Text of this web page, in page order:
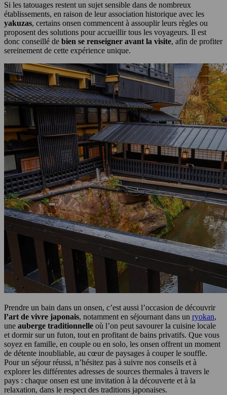
Si les tatouages restent un sujet sensible dans de nombreux
établissements, en raison de leur association historique avec les
yakuzas, certains onsen commencent à assouplir leurs règles ou
proposent des solutions pour accueillir tous les voyageurs. Il est
donc conseillé de bien se renseigner avant la visite, afin de profiter
sereinement de cette expérience unique.
Prendre un bain dans un onsen, c’est aussi l’occasion de découvrir
l’art de vivre japonais, notamment en séjournant dans un ryokan,
une auberge traditionnelle où l’on peut savourer la cuisine locale
et dormir sur un futon, tout en profitant de bains privatifs. Que vous
soyez en famille, en couple ou en solo, les onsen offrent un moment
de détente inoubliable, au cœur de paysages à couper le souffle.
Pour un séjour réussi, n’hésitez pas à suivre nos conseils et à
explorer les différentes adresses de sources thermales à travers le
pays : chaque onsen est une invitation à la découverte et à la
relaxation, dans le respect des traditions japonaises.